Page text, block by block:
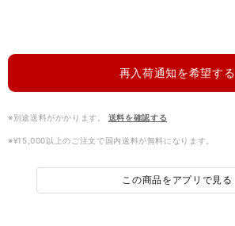
再入荷通知を希望する
※別途送料がかかります。 送料を確認する
※¥15,000以上のご注文で国内送料が無料になります。
この商品をアプリで見る